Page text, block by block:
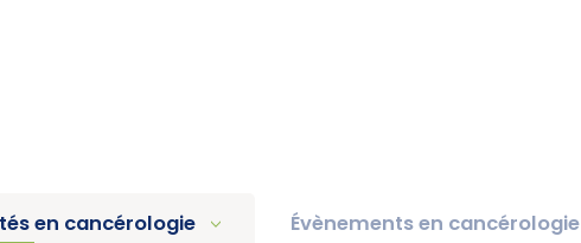
en cancérologie Évènements en cancérologie